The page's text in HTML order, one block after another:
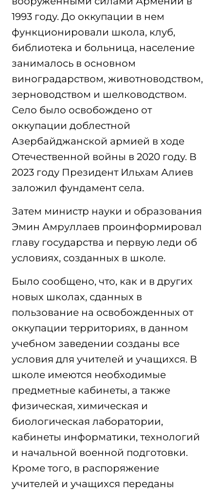
1993 году. До оккупации в нем
функционировали школа, клуб,
библиотека и больница, население
занималось в основном
виноградарством, животноводством,
зерноводством и шелководством.
Село было освобождено от
оккупации доблестной
Азербайджанской армией в ходе
Отечественной войны в 2020 году. В
2023 году Президент Ильхам Алиев
заложил фундамент села.
Затем министр науки и образования
Эмин Амруллаев проинформировал
главу государства и первую леди об
условиях, созданных в школе.
Было сообщено, что, как и в других
новых школах, сданных в
пользование на освобожденных от
оккупации территориях, в данном
учебном заведении созданы все
условия для учителей и учащихся. В
школе имеются необходимые
предметные кабинеты, а также
физическая, химическая и
биологическая лаборатории,
кабинеты информатики, технологий
и начальной военной подготовки.
Кроме того, в распоряжение
учителей и учащихся переданы